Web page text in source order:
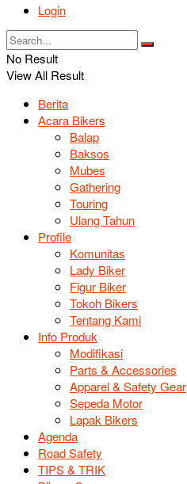
Login
No Result
View All Result
Berita
Acara Bikers
Balap
Baksos
Mubes
Gathering
Touring
Ulang Tahun
Profile
Komunitas
Lady Biker
Figur Biker
Tokoh Bikers
Tentang Kami
Info Produk
Modifikasi
Parts & Accessories
Apparel & Safety Gear
Sepeda Motor
Lapak Bikers
Agenda
Road Safety
TIPS & TRIK